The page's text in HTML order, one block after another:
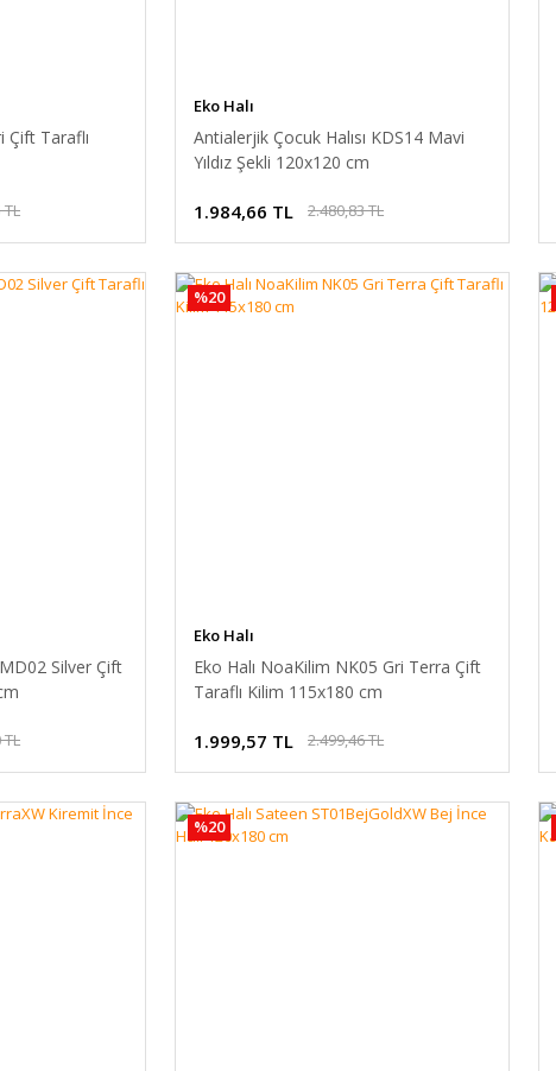
Çift Taraflı
TL
Eko Halı
Antialerjik Çocuk Halısı KDS14 Mavi
Yıldız Şekli 120x120 cm
1.984,66 TL 2.480,83 TL
Silver Çift
TL
%20
Eko Halı
Eko Halı NoaKilim NK05 Gri Terra Çift
Taraflı Kilim 115x180 cm
1.999,57 TL 2.499,46 TL
%20